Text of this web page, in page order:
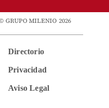
GRUPO MILENIO 2026
Directorio
Privacidad
Aviso Legal